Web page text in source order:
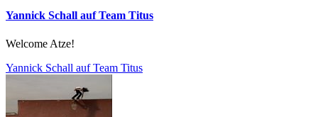
Yannick Schall auf Team Titus
Welcome Atze!
Yannick Schall auf Team Titus